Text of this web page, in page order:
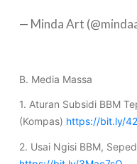
— Minda Art
B. Media Massa
1. Aturan Subsidi BBM
(Kompas) https://bit.ly/
2. Usai Ngisi BBM,